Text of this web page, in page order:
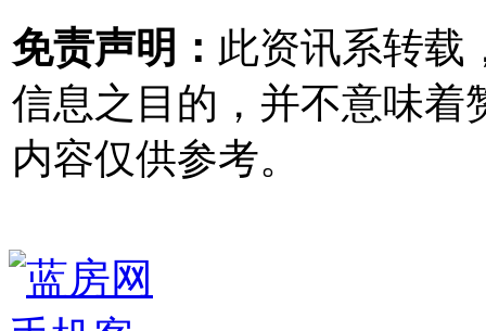
免责声明： 此资讯系转载
信息之目的，并不意味着
内容仅供参考。